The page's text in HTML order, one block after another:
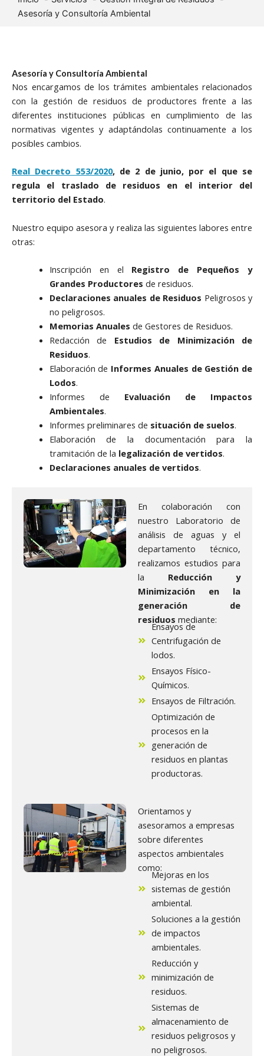
Asesoría y Consultoría Ambiental
Asesoría y Consultoría Ambiental
Nos encargamos de los trámites ambientales relacionados
con la gestión de residuos de productores frente a las
diferentes instituciones públicas en cumplimiento de las
normativas vigentes y adaptándolas continuamente a los
posibles cambios.
Real Decreto 553/2020, de 2 de junio, por el que se
regula el traslado de residuos en el interior del
territorio del Estado.
Nuestro equipo asesora y realiza las siguientes labores entre
otras:
Inscripción en el Registro de Pequeños y
Grandes Productores de residuos.
Declaraciones anuales de Residuos Peligrosos y
no peligrosos.
Memorias Anuales de Gestores de Residuos.
Redacción de Estudios de Minimización de
Residuos.
Elaboración de Informes Anuales de Gestión de
Lodos.
Informes de Evaluación de Impactos
Ambientales.
Informes preliminares de situación de suelos.
Elaboración de la documentación para la
tramitación de la legalización de vertidos.
Declaraciones anuales de vertidos.
En colaboración con
nuestro Laboratorio de
análisis de aguas y el
departamento técnico,
realizamos estudios para
la Reducción y
Minimización en la
generación de
residuos mediante:
Ensayos de
Centrifugación de
lodos.
Ensayos Físico-
Químicos.
Ensayos de Filtración.
Optimización de
procesos en la
generación de
residuos en plantas
productoras.
Orientamos y
asesoramos a empresas
sobre diferentes
aspectos ambientales
como:
Mejoras en los
sistemas de gestión
ambiental.
Soluciones a la gestión
de impactos
ambientales.
Reducción y
minimización de
residuos.
Sistemas de
almacenamiento de
residuos peligrosos y
no peligrosos.